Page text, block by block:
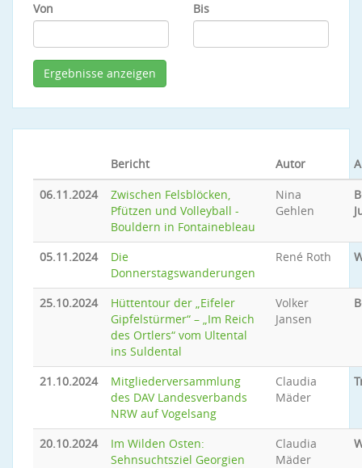
Von
Bis
Bericht Autor
06.11.2024
Zwischen Felsblöcken,
Pfützen und Volleyball -
Bouldern in Fontainebleau
Nina
Gehlen
05.11.2024
Die
Donnerstagswanderungen
René Roth
25.10.2024
Hüttentour der „Eifeler
Gipfelstürmer“ – „Im Reich
des Ortlers“ vom Ultental
ins Suldental
Volker
Jansen
21.10.2024
Mitgliederversammlung
des DAV Landesverbands
NRW auf Vogelsang
Claudia
Mäder
20.10.2024
Im Wilden Osten:
Sehnsuchtsziel Georgien
Claudia
Mäder